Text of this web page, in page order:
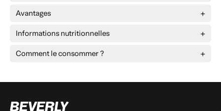
Avantages
glucosamine, la chondroïtine, le collagène et le
Informations nutritionnelles
sulfate de glucosamine
900 mg
Collagène hydrolysé
450 mg
Extrait de griffe du diable
Comment le consommer ?